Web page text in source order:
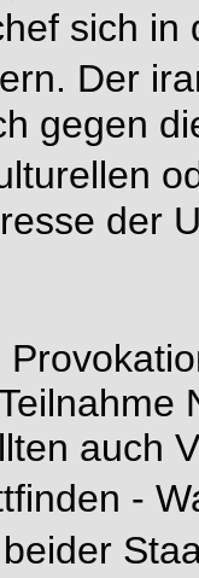
sich
Der
gegen
der
auch
-